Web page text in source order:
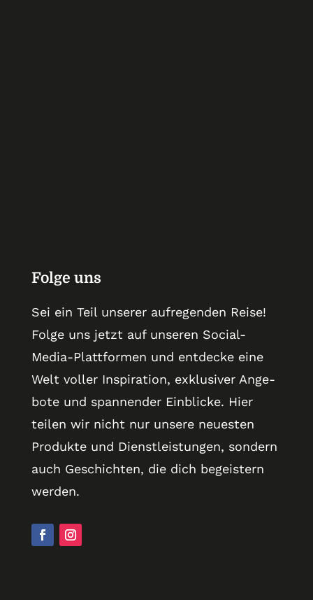
Folge uns
Sei ein Teil unserer auf­regenden Reise!
Folge uns jetzt auf unseren Social-
Media-Platt­formen und entdecke eine
Welt voller Inspiration, exklusiver Ange­
bote und spannender Ein­blicke. Hier
teilen wir nicht nur unsere neuesten
Pro­dukte und Dienst­lei­stungen, sondern
auch Geschichten, die dich begeistern
werden.